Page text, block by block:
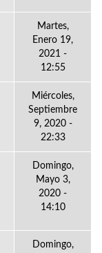
Martes,
Enero 19,
2021 -
12:55
Miércoles,
Septiembre
9, 2020 -
22:33
Domingo,
Mayo 3,
2020 -
14:10
Domingo,